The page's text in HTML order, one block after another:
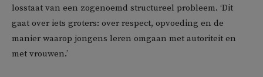
losstaat van een zogenoemd structureel probleem. ‘Dit
gaat over iets groters: over respect, opvoeding en de
manier waarop jongens leren omgaan met autoriteit en
met vrouwen.’